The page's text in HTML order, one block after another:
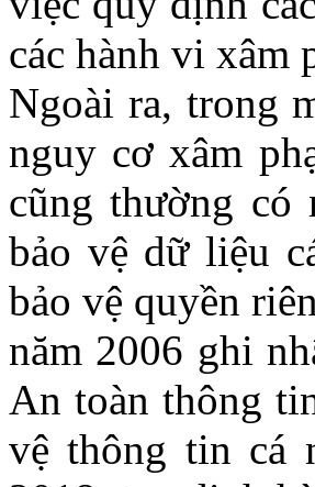
các hành vi xâm
Ngoài ra, trong
nguy cơ xâm
cũng thường có
bảo vệ dữ liệu
bảo vệ quyền
năm 2006 ghi
An toàn thông
vệ thông tin cá